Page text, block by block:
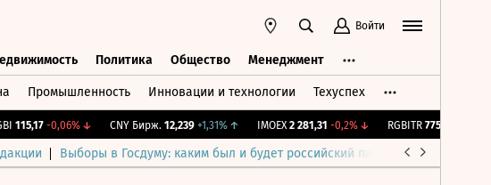
Войти
Политика Общество Менеджмент
Промышленность Инновации и технологии Техуспех
115,17 -0,06%↓ CNY Бирж. 12,239 +1,31%↑ IMOEX 2 281,31 -0,2%↓ RGBITR 775,48
Выборы в Госдуму: каким был и будет российский парламент